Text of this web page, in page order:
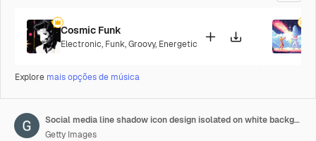
Cosmic Funk
Electronic, Funk,Groovy, Energetic
Explore mais opções de música
Social media line shadow icon design isolated on white background. Outline web icon. Motion graphics.
Getty Images